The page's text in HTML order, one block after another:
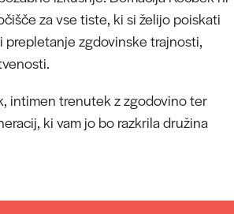
za vse tiste, ki si želijo poiskati
prepletanje zgdovinske trajnosti,
intimen trenutek z zgodovino ter
ki vam jo bo razkrila družina